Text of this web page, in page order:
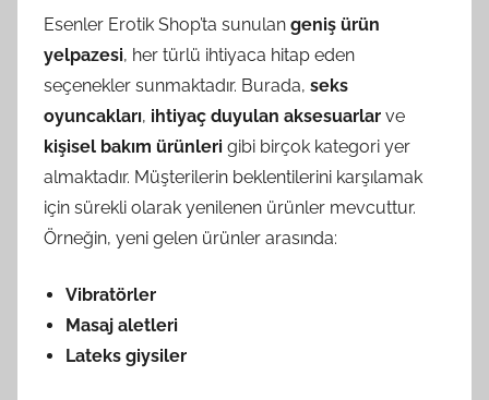
Esenler Erotik Shop’ta sunulan geniş ürün
yelpazesi, her türlü ihtiyaca hitap eden
seçenekler sunmaktadır. Burada, seks
oyuncakları, ihtiyaç duyulan aksesuarlar ve
kişisel bakım ürünleri gibi birçok kategori yer
almaktadır. Müşterilerin beklentilerini karşılamak
için sürekli olarak yenilenen ürünler mevcuttur.
Örneğin, yeni gelen ürünler arasında:
Vibratörler
Masaj aletleri
Lateks giysiler